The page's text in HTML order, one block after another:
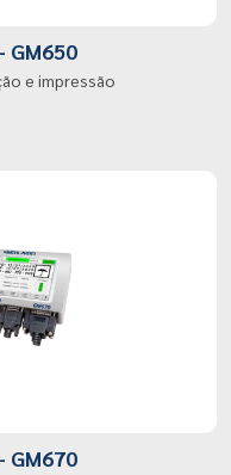
GM650
e impressão
GM670